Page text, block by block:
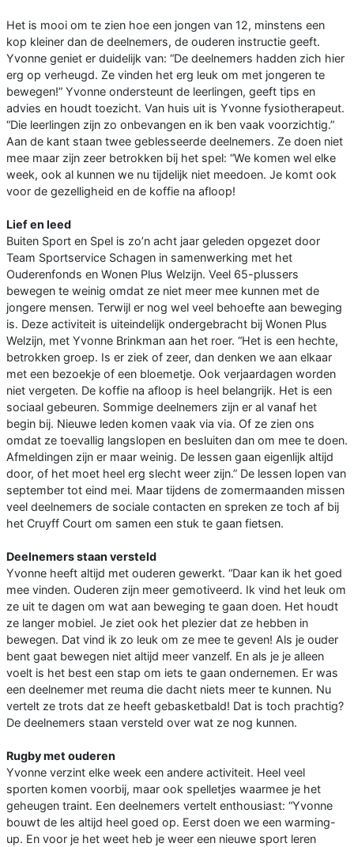
Het is mooi om te zien hoe een jongen van 12, minstens een
kop kleiner dan de deelnemers, de ouderen instructie geeft.
Yvonne geniet er duidelijk van: “De deelnemers hadden zich hier
erg op verheugd. Ze vinden het erg leuk om met jongeren te
bewegen!” Yvonne ondersteunt de leerlingen, geeft tips en
advies en houdt toezicht. Van huis uit is Yvonne fysiotherapeut.
“Die leerlingen zijn zo onbevangen en ik ben vaak voorzichtig.”
Aan de kant staan twee geblesseerde deelnemers. Ze doen niet
mee maar zijn zeer betrokken bij het spel: “We komen wel elke
week, ook al kunnen we nu tijdelijk niet meedoen. Je komt ook
voor de gezelligheid en de koffie na afloop!
Lief en leed
Buiten Sport en Spel is zo’n acht jaar geleden opgezet door
Team Sportservice Schagen in samenwerking met het
Ouderenfonds en Wonen Plus Welzijn. Veel 65-plussers
bewegen te weinig omdat ze niet meer mee kunnen met de
jongere mensen. Terwijl er nog wel veel behoefte aan beweging
is. Deze activiteit is uiteindelijk ondergebracht bij Wonen Plus
Welzijn, met Yvonne Brinkman aan het roer. “Het is een hechte,
betrokken groep. Is er ziek of zeer, dan denken we aan elkaar
met een bezoekje of een bloemetje. Ook verjaardagen worden
niet vergeten. De koffie na afloop is heel belangrijk. Het is een
sociaal gebeuren. Sommige deelnemers zijn er al vanaf het
begin bij. Nieuwe leden komen vaak via via. Of ze zien ons
omdat ze toevallig langslopen en besluiten dan om mee te doen.
Afmeldingen zijn er maar weinig. De lessen gaan eigenlijk altijd
door, of het moet heel erg slecht weer zijn.” De lessen lopen van
september tot eind mei. Maar tijdens de zomermaanden missen
veel deelnemers de sociale contacten en spreken ze toch af bij
het Cruyff Court om samen een stuk te gaan fietsen.
Deelnemers staan versteld
Yvonne heeft altijd met ouderen gewerkt. “Daar kan ik het goed
mee vinden. Ouderen zijn meer gemotiveerd. Ik vind het leuk om
ze uit te dagen om wat aan beweging te gaan doen. Het houdt
ze langer mobiel. Je ziet ook het plezier dat ze hebben in
bewegen. Dat vind ik zo leuk om ze mee te geven! Als je ouder
bent gaat bewegen niet altijd meer vanzelf. En als je je alleen
voelt is het best een stap om iets te gaan ondernemen. Er was
een deelnemer met reuma die dacht niets meer te kunnen. Nu
vertelt ze trots dat ze heeft gebasketbald! Dat is toch prachtig?
De deelnemers staan versteld over wat ze nog kunnen.
Rugby met ouderen
Yvonne verzint elke week een andere activiteit. Heel veel
sporten komen voorbij, maar ook spelletjes waarmee je het
geheugen traint. Een deelnemers vertelt enthousiast: “Yvonne
bouwt de les altijd heel goed op. Eerst doen we een warming-
up. En voor je het weet heb je weer een nieuwe sport leren